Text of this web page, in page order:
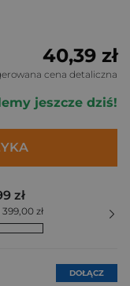
40,39 zł
cena detaliczna
jeszcze dziś!
zł
zł
DOŁĄCZ